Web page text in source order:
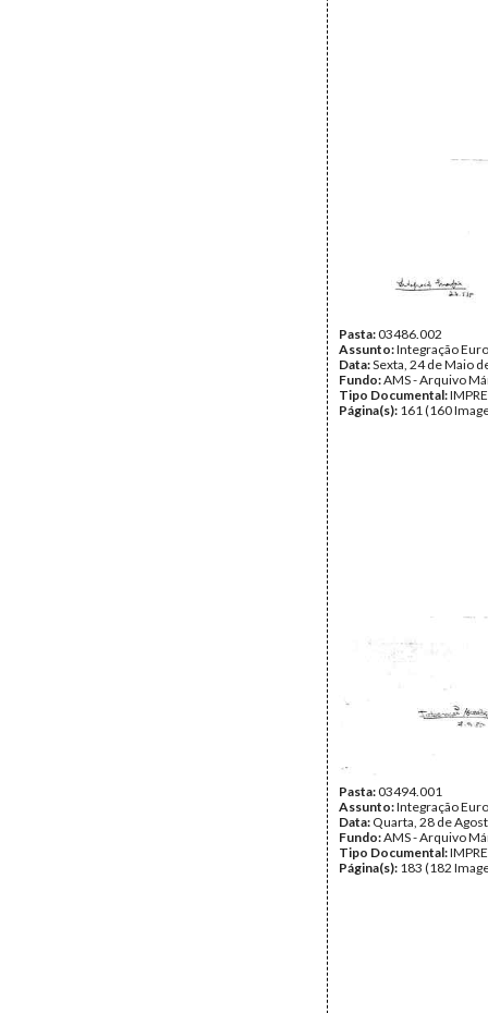
Pasta:03486.002
Assunto:Integração
Data:Sexta, 24 de Maio
Fundo:AMS - Arquivo
Tipo Documental:
Página(s): 161 (160
Pasta:03494.001
Assunto:Integração
Data: Quarta, 28 de
Fundo:AMS - Arquivo
Tipo Documental:
Página(s): 183 (182